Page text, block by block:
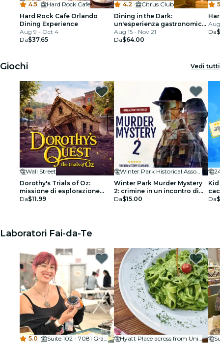
4.5 ·
Hard Rock Cafe
Hard Rock Cafe Orlando
Dining Experience
Aug 9 - Oct 4
Da$37.65
4.2 ·
Citrus Club
Dining in the Dark:
un'esperienza gastronomica
unica con gli occhi bendati
al Citrus Club
Aug 15 - Nov 21
Da$64.00
Da
Giochi Vedi tutti
Wall Street
Dorothy's Trials of Oz:
missione di esplorazione
della città a Orlando
Da$11.99
Winter Park Historical Association
Winter Park Murder Mystery
2: crimine in un incontro di
coppia!
Da$15.00 Da
Laboratori Fai-da-Te
5.0 ·
Suite 102 - 7081 Grand National Drive
Hyatt Place across from Universal Orlando Resort™